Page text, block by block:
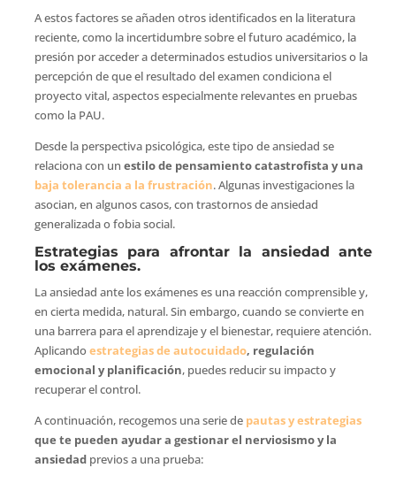
A estos factores se añaden otros identificados en la literatura
reciente, como la incertidumbre sobre el futuro académico, la
presión por acceder a determinados estudios universitarios o la
percepción de que el resultado del examen condiciona el
proyecto vital, aspectos especialmente relevantes en pruebas
como la PAU.
Desde la perspectiva psicológica, este tipo de ansiedad se
relaciona con un estilo de pensamiento catastrofista y una
baja tolerancia a la frustración. Algunas investigaciones la
asocian, en algunos casos, con trastornos de ansiedad
generalizada o fobia social.
Estrategias para afrontar la ansiedad ante
los exámenes.
La ansiedad ante los exámenes es una reacción comprensible y,
en cierta medida, natural. Sin embargo, cuando se convierte en
una barrera para el aprendizaje y el bienestar, requiere atención.
Aplicandoestrategias de autocuidado, regulación
emocional y planificación, puedes reducir su impacto y
recuperar el control.
A continuación, recogemos una serie de pautas y estrategias
que te pueden ayudar a gestionar el nerviosismo y la
ansiedad previos a una prueba: